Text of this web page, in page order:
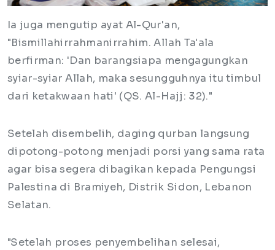
Ia juga mengutip ayat Al-Qur'an,
"Bismillahirrahmanirrahim. Allah Ta'ala
berfirman: 'Dan barangsiapa mengagungkan
syiar-syiar Allah, maka sesungguhnya itu timbul
dari ketakwaan hati' (QS. Al-Hajj: 32)."
Setelah disembelih, daging qurban langsung
dipotong-potong menjadi porsi yang sama rata
agar bisa segera dibagikan kepada Pengungsi
Palestina di Bramiyeh, Distrik Sidon, Lebanon
Selatan.
"Setelah proses penyembelihan selesai,